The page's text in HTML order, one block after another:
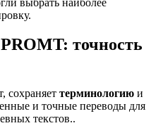
точность
сохраняет терминологию и
и точные переводы для
текстов..